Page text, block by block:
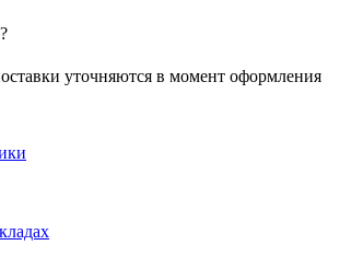
уточняются в момент оформления